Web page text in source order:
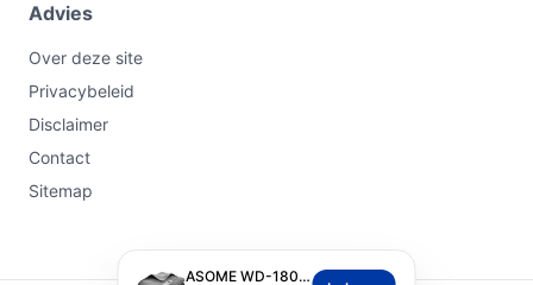
ASOME WD-180A Elektr...
Advies
Over deze site
Privacybeleid
Disclaimer
Contact
Sitemap